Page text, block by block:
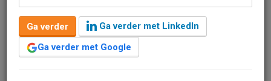
Redactie
12 mei 2026 om 09:59
2 minuten leestijd
Gemeente Utrechtse Heuvelrug heeft het team van
Ga verder
Ga verder met LinkedIn
Ga verder met Google